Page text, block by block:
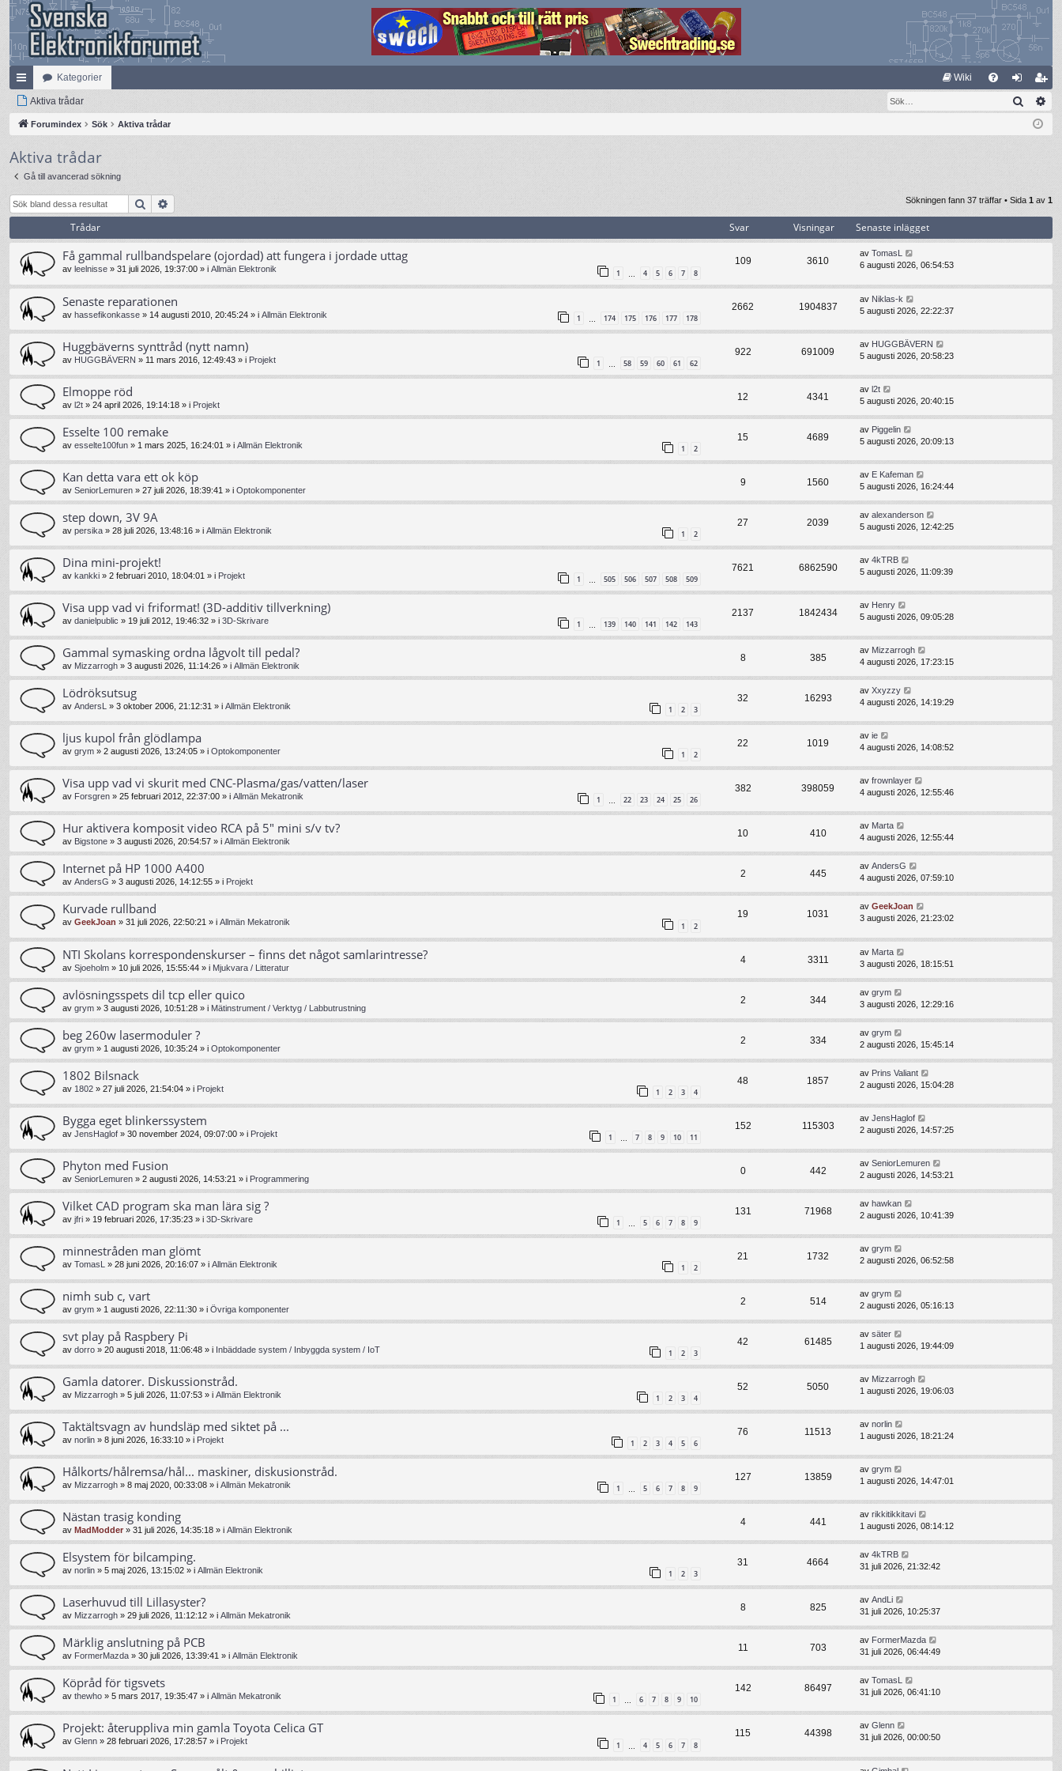
na
bb
lä
nk
ar
Kategorier Wiki
og li
m
m
Aktiva trådar Sök
Forumindex Sök Aktiva trådar
Aktiva trådar
Gå till avancerad sökning
Sök Sökningen fann 37 träffar • Sida1 av 1
Trådar Svar Visningar Senaste inlägget
Få gammal rullbandspelare (ojordad) att fungera i jordade uttag
av leelnisse » 31 juli 2026, 19:37:00 » i Allmän Elektronik 1 4 5 6 7 8
109 3610
av TomasL
6 augusti 2026, 06:54:53
Senaste reparationen
av hassefikonkasse » 14 augusti 2010, 20:45:24 » i Allmän Elektronik 1 174 175 176 177 178
2662 1904837
av Niklas-k
5 augusti 2026, 22:22:37
Huggbäverns synttråd (nytt namn)
av HUGGBÄVERN » 11 mars 2016, 12:49:43 » i Projekt 1 58 59 60 61 62
922 691009
av HUGGBÄVERN
5 augusti 2026, 20:58:23
Elmoppe röd
av l2t » 24 april 2026, 19:14:18 » i Projekt
12 4341
av l2t
5 augusti 2026, 20:40:15
Esselte 100 remake
av esselte100fun » 1 mars 2025, 16:24:01 » i Allmän Elektronik 1 2
15 4689
av Piggelin
5 augusti 2026, 20:09:13
Kan detta vara ett ok köp
av SeniorLemuren » 27 juli 2026, 18:39:41 » i Optokomponenter
9 1560
av E Kafeman
5 augusti 2026, 16:24:44
step down, 3V 9A
av persika » 28 juli 2026, 13:48:16 » i Allmän Elektronik 1 2
27 2039
av alexanderson
5 augusti 2026, 12:42:25
Dina mini-projekt!
av kankki » 2 februari 2010, 18:04:01 » i Projekt 1 … 505 506 507 508 509
7621 6862590
av 4kTRB
5 augusti 2026, 11:09:39
Visa upp vad vi friformat! (3D-additiv tillverkning)
av danielpublic » 19 juli 2012, 19:46:32 » i 3D-Skrivare 1 … 139 140 141 142 143
2137 1842434
av Henry
5 augusti 2026, 09:05:28
Gammal symasking ordna lågvolt till pedal?
av Mizzarrogh » 3 augusti 2026, 11:14:26 » i Allmän Elektronik
8 385
av Mizzarrogh
4 augusti 2026, 17:23:15
Lödröksutsug
av AndersL » 3 oktober 2006, 21:12:31 » i Allmän Elektronik 1 2 3
32 16293
av Xxyzzy
4 augusti 2026, 14:19:29
ljus kupol från glödlampa
av grym » 2 augusti 2026, 13:24:05 » i Optokomponenter 1 2
22 1019
av ie
4 augusti 2026, 14:08:52
Visa upp vad vi skurit med CNC-Plasma/gas/vatten/laser
av Forsgren » 25 februari 2012, 22:37:00 » i Allmän Mekatronik 1 … 22 23 24 25 26
382 398059
av frownlayer
4 augusti 2026, 12:55:46
Hur aktivera komposit video RCA på 5" mini s/v tv?
av Bigstone » 3 augusti 2026, 20:54:57 » i Allmän Elektronik
10 410
av Marta
4 augusti 2026, 12:55:44
Internet på HP 1000 A400
av AndersG » 3 augusti 2026, 14:12:55 » i Projekt
2 445
av AndersG
4 augusti 2026, 07:59:10
Kurvade rullband
av GeekJoan » 31 juli 2026, 22:50:21 » i Allmän Mekatronik 1 2
19 1031
av GeekJoan
3 augusti 2026, 21:23:02
NTI Skolans korrespondenskurser – finns det något samlarintresse?
av Sjoeholm » 10 juli 2026, 15:55:44 » i Mjukvara / Litteratur
4 3311
av Marta
3 augusti 2026, 18:15:51
avlösningsspets dil tcp eller quico
av grym » 3 augusti 2026, 10:51:28 » i Mätinstrument / Verktyg / Labbutrustning
2 344
av grym
3 augusti 2026, 12:29:16
beg 260w lasermoduler ?
av grym » 1 augusti 2026, 10:35:24 » i Optokomponenter
2 334
av grym
2 augusti 2026, 15:45:14
1802 Bilsnack
av 1802 » 27 juli 2026, 21:54:04 » i Projekt 1 2 3 4
48 1857
av Prins Valiant
2 augusti 2026, 15:04:28
Bygga eget blinkerssystem
av JensHaglof » 30 november 2024, 09:07:00 » i Projekt 1 7 8 9 10 11
152 115303
av JensHaglof
2 augusti 2026, 14:57:25
Phyton med Fusion
av SeniorLemuren » 2 augusti 2026, 14:53:21 » i Programmering
0 442
av SeniorLemuren
2 augusti 2026, 14:53:21
Vilket CAD program ska man lära sig ?
av jfri » 19 februari 2026, 17:35:23 » i 3D-Skrivare 1 5 6 7 8 9
131 71968
av hawkan
2 augusti 2026, 10:41:39
minnestråden man glömt
av TomasL » 28 juni 2026, 20:16:07 » i Allmän Elektronik 1 2
21 1732
av grym
2 augusti 2026, 06:52:58
nimh sub c, vart
av grym » 1 augusti 2026, 22:11:30 » i Övriga komponenter
2 514
av grym
2 augusti 2026, 05:16:13
svt play på Raspbery Pi
av dorro » 20 augusti 2018, 11:06:48 » i Inbäddade system / Inbyggda system / IoT 1 2 3
42 61485
av säter
1 augusti 2026, 19:44:09
Gamla datorer. Diskussionstråd.
av Mizzarrogh » 5 juli 2026, 11:07:53 » i Allmän Elektronik 1 2 3 4
52 5050
av Mizzarrogh
1 augusti 2026, 19:06:03
Taktältsvagn av hundsläp med siktet på ...
av norlin » 8 juni 2026, 16:33:10 » i Projekt 1 2 3 4 5 6
76 11513
av norlin
1 augusti 2026, 18:21:24
Hålkorts/hålremsa/hål... maskiner, diskusionstråd.
av Mizzarrogh » 8 maj 2020, 00:33:08 » i Allmän Mekatronik 1 … 5 6 7 8 9
127 13859
av grym
1 augusti 2026, 14:47:01
Nästan trasig konding
av MadModder » 31 juli 2026, 14:35:18 » i Allmän Elektronik
4 441
av rikkitikkitavi
1 augusti 2026, 08:14:12
Elsystem för bilcamping.
av norlin » 5 maj 2026, 13:15:02 » i Allmän Elektronik 1 2 3
31 4664
av 4kTRB
31 juli 2026, 21:32:42
Laserhuvud till Lillasyster?
av Mizzarrogh » 29 juli 2026, 11:12:12 » i Allmän Mekatronik
8 825
av AndLi
31 juli 2026, 10:25:37
Märklig anslutning på PCB
av FormerMazda » 30 juli 2026, 13:39:41 » i Allmän Elektronik
11 703
av FormerMazda
31 juli 2026, 06:44:49
Köpråd för tigsvets
av thewho » 5 mars 2017, 19:35:47 » i Allmän Mekatronik 1 … 6 7 8 9 10
142 86497
av TomasL
31 juli 2026, 06:41:10
Projekt: återuppliva min gamla Toyota Celica GT
av Glenn » 28 februari 2026, 17:28:57 » i Projekt 1 4 5 6 7 8
115 44398
av Glenn
31 juli 2026, 00:00:50